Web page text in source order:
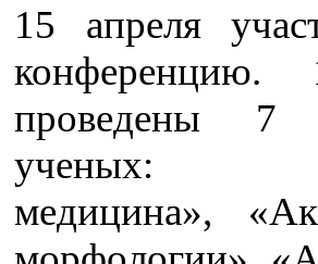
15 апреля
проведены 7
ученых:
медицина»,